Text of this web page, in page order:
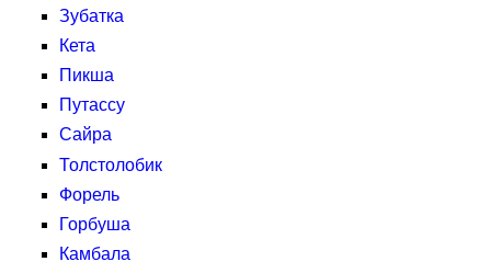
Зубатка
Кета
Пикша
Путассу
Сайра
Толстолобик
Форель
Горбуша
Камбала